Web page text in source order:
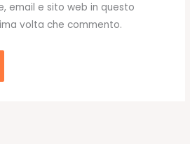
email e sito web in questo
volta che commento.